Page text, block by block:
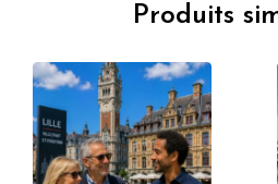
Produits